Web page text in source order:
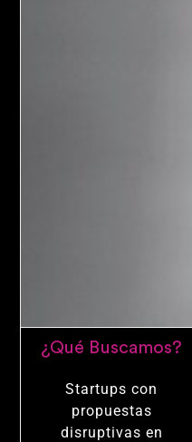
¿Qué Buscamos?
Startups con
propuestas
disruptivas en